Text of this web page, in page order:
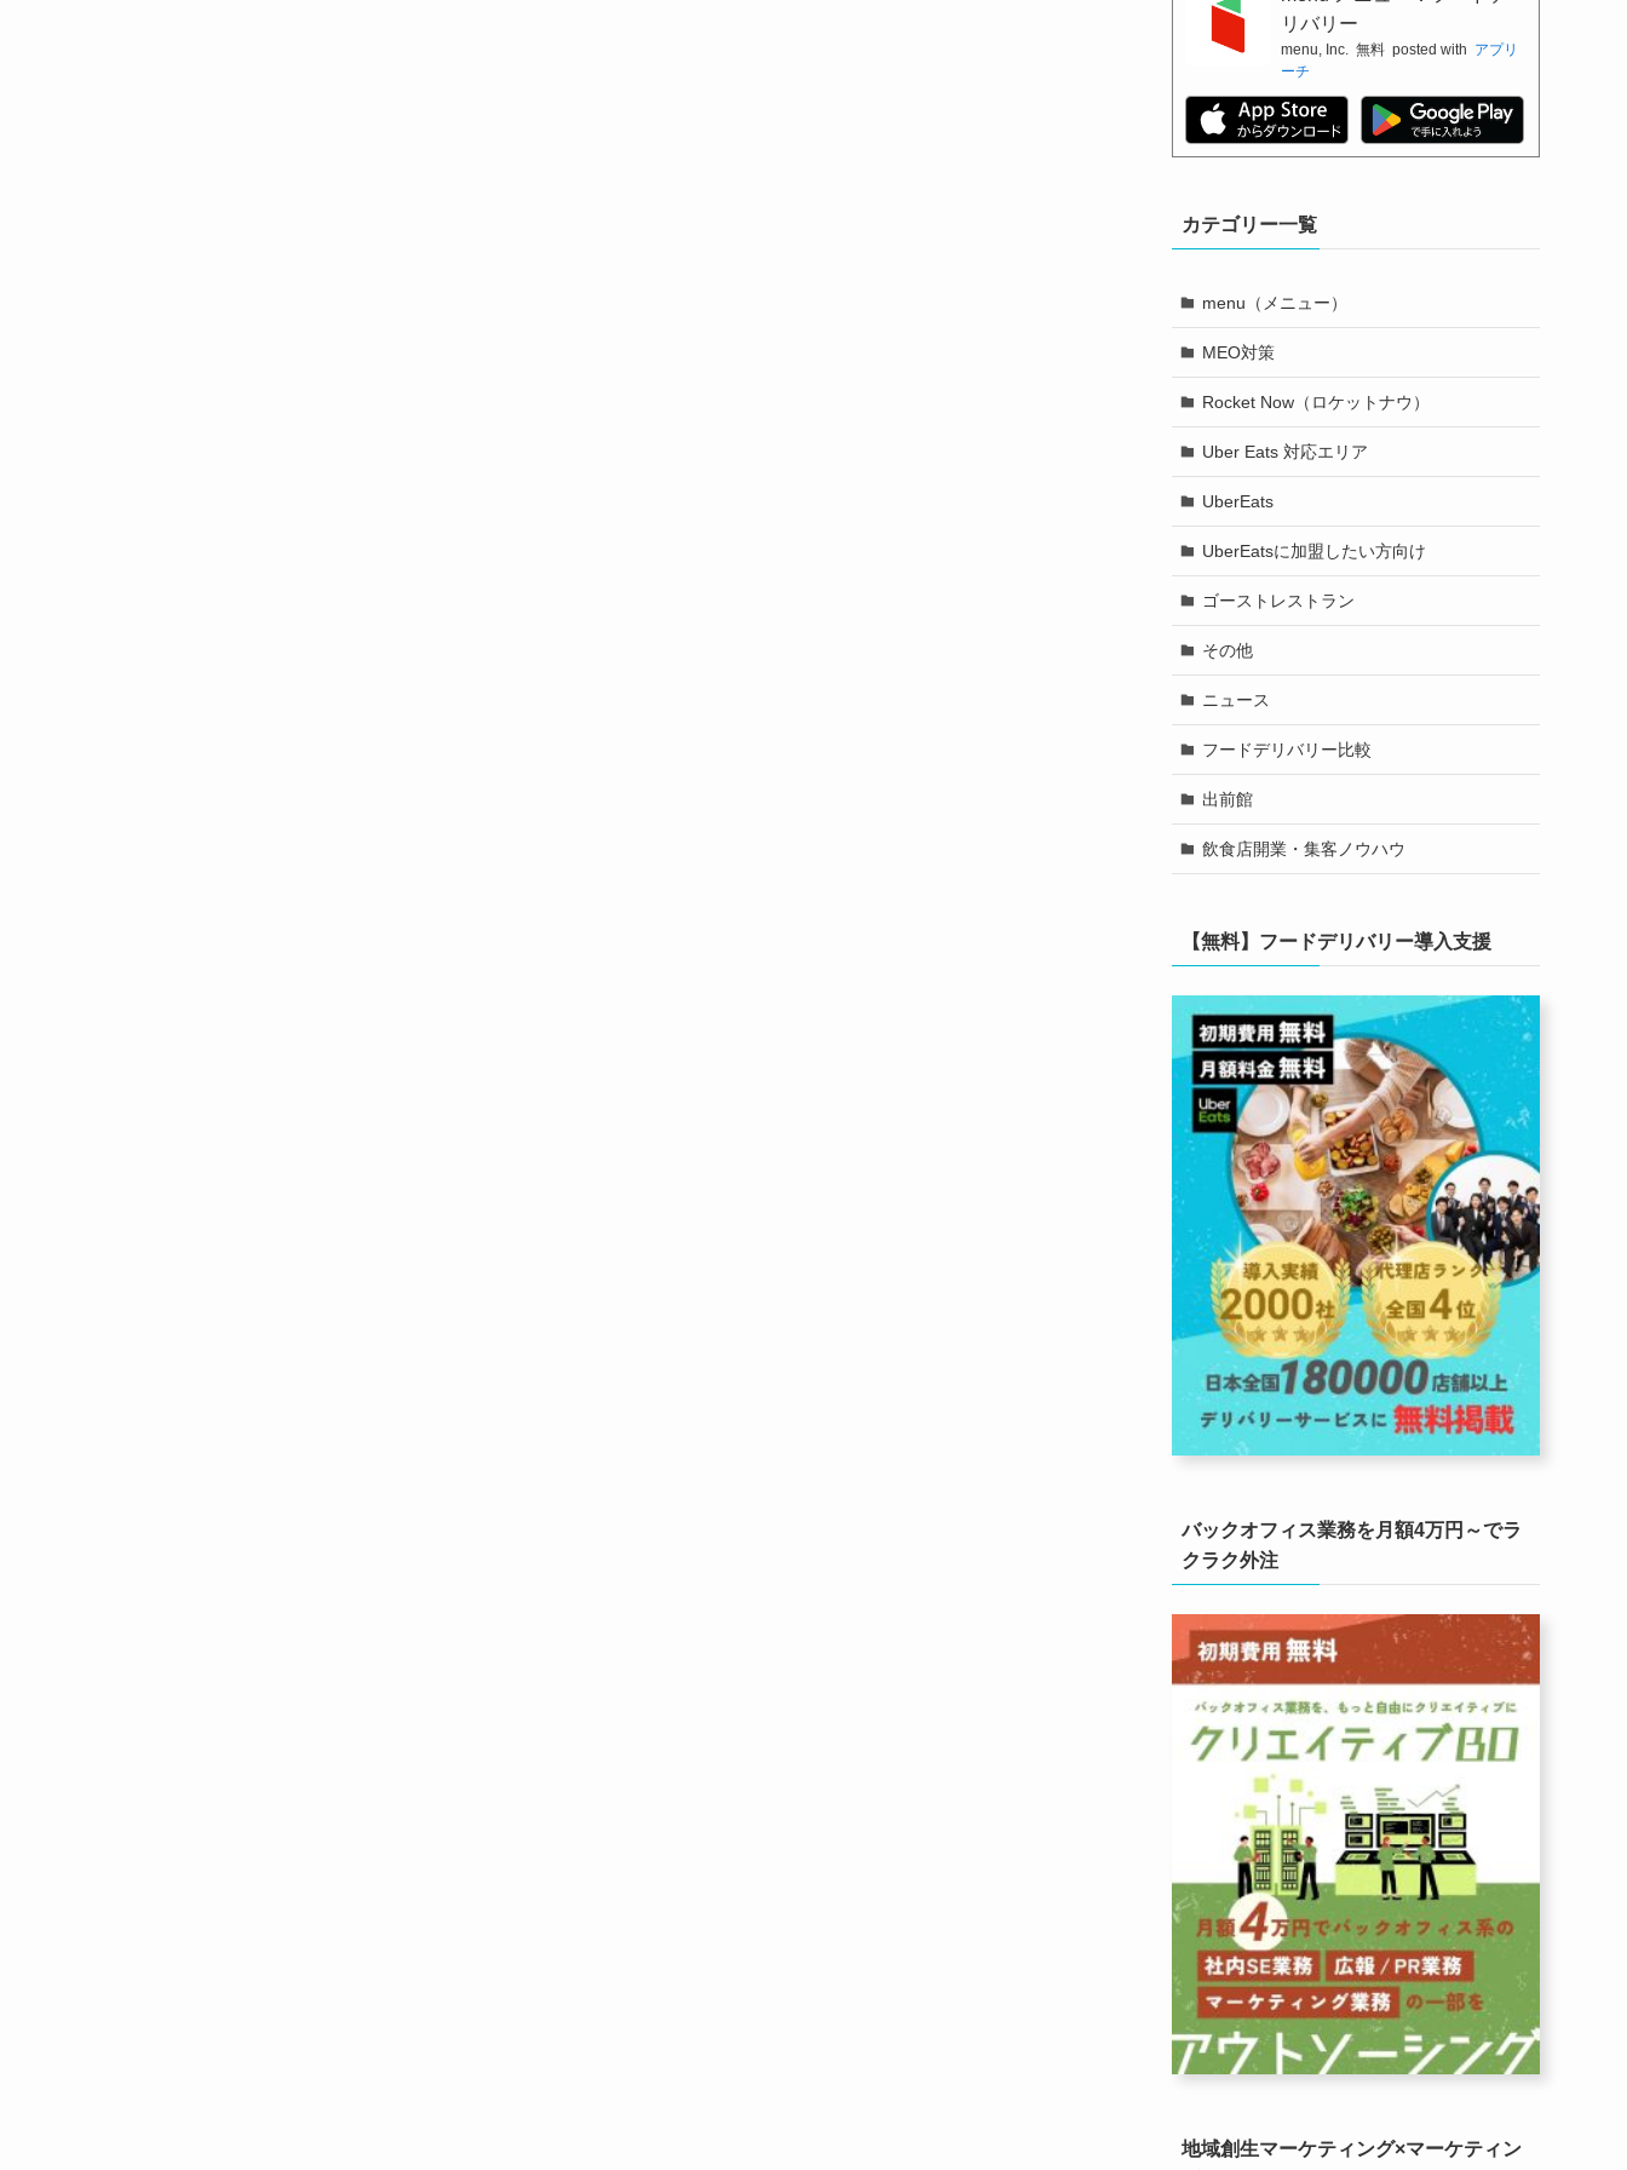
リバリー
menu, Inc. 無料 posted with アプリ
ーチ
カテゴリー一覧
menu（メニュー）
MEO対策
Rocket Now（ロケットナウ）
Uber Eats 対応エリア
UberEats
UberEatsに加盟したい方向け
ゴーストレストラン
その他
ニュース
フードデリバリー比較
出前館
飲食店開業・集客ノウハウ
【無料】フードデリバリー導入支援
バックオフィス業務を月額4万円～でラ
クラク外注
地域創生マーケティング×マーケティン